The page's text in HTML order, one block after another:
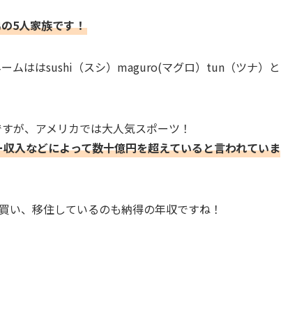
5人家族です！
ムははsushi（スシ）maguro(マグロ）tun（ツナ）と
が、アメリカでは大人気スポーツ！
入などによって数十億円を超えていると言われていま
、移住しているのも納得の年収ですね！